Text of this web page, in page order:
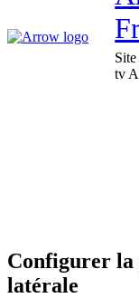
tv
Configurer la
latérale